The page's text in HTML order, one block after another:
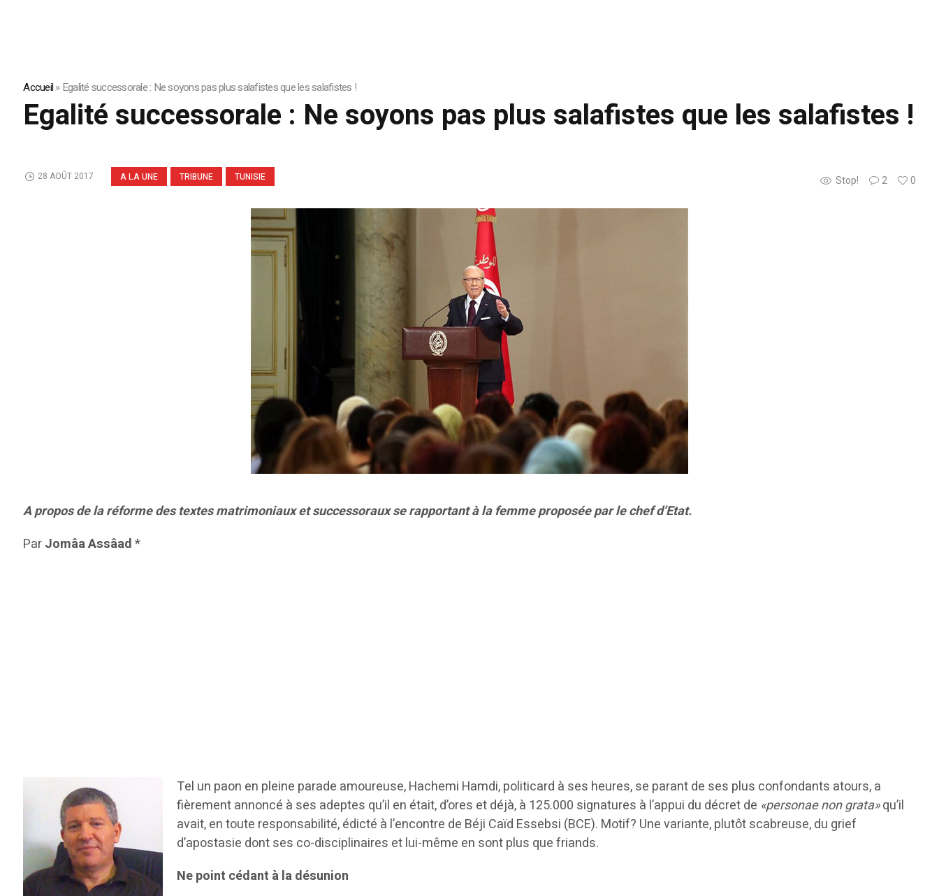
Accueil»Egalité successorale : Ne soyons pas plus salafistes que les salafistes !
Egalité successorale : Ne soyons pas plus salafistes que les salafistes !
A LA UNE TRIBUNE TUNISIE Stop! 2 0
28 AOÛT 2017
A propos de la réforme des textes matrimoniaux et successoraux se rapportant à la femme proposée par le chef d’Etat.
ParJomâa Assâad*
Tel un paon en pleine parade amoureuse, Hachemi Hamdi, politicard à ses heures, se parant de ses plus confondants atours, a
fièrement annoncé à ses adeptes qu’il en était, d’ores et déjà, à 125.000 signatures à l’appui du décret de «personae non grata»qu’il
avait, en toute responsabilité, édicté à l’encontre de Béji Caïd Essebsi (BCE). Motif? Une variante, plutôt scabreuse, du grief
d’apostasie dont ses co-disciplinaires et lui-même en sont plus que friands.
Ne point cédant à la désunion